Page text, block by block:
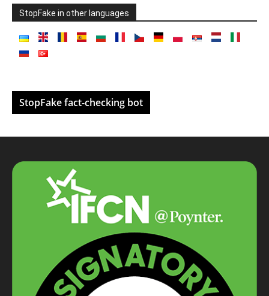
StopFake in other languages
StopFake fact-checking bot